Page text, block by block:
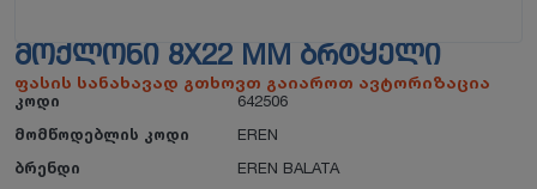
ᲛᲝᲥᲚᲝᲜᲘ 8X22 MM ᲑᲠᲢᲧᲔᲚᲘ
ფასის სანახავად გთხოვთ გაიაროთ ავტორიზაცია
კოდი
642506
მომწოდებლის კოდი
EREN
ბრენდი
EREN BALATA